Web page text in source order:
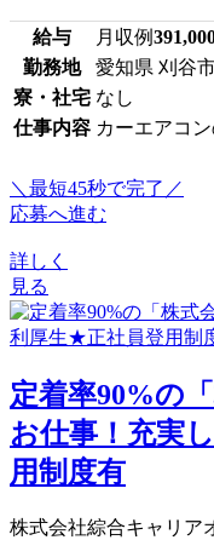
給与 月収例
勤務地
愛知県 刈谷
寮・社宅 なし
仕事内容 カーエアコ
＼最短45秒で完了／
応募へ進む
詳しく
見る
定着率90%の
お仕事！充実
用制度有
株式会社綜合キャリア